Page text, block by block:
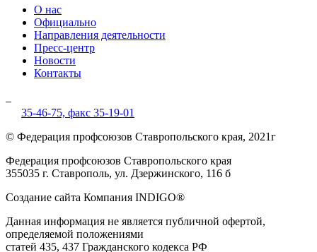
О нас
Официально
Направления деятельности
Пресс-центр
Новости
Контакты
35-46-75, факс 35-19-01
© Федерация профсоюзов Ставропольского края, 2021г
Федерация профсоюзов Ставропольского края
355035 г. Ставрополь, ул. Дзержинского, 116 б
Создание сайта Компания INDIGO®
Данная информация не является публичной офертой,
определяемой положениями
статей 435, 437 Гражданского кодекса РФ